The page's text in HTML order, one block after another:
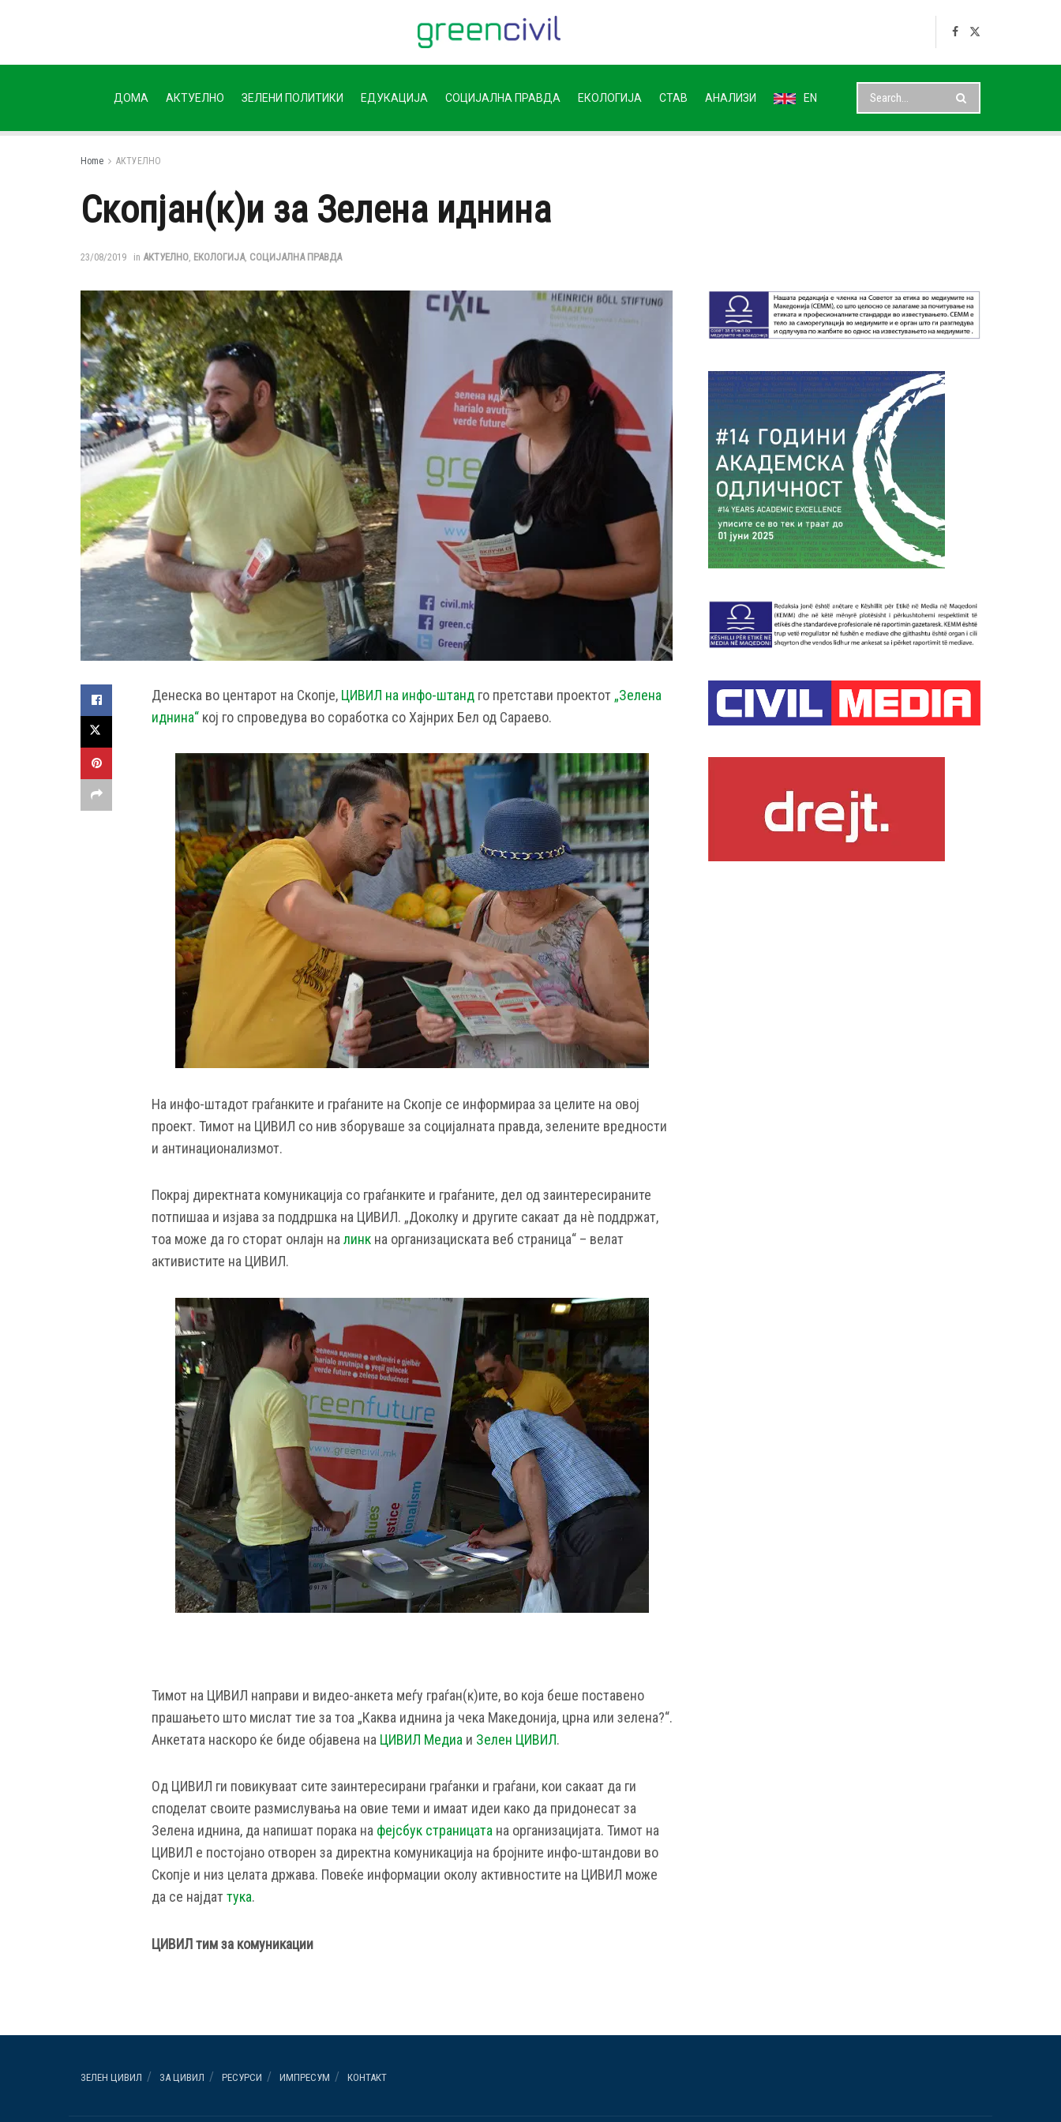
ДОМА АКТУЕЛНО ЗЕЛЕНИ ПОЛИТИКИ ЕДУКАЦИЈА СОЦИЈАЛНА ПРАВДА ЕКОЛОГИЈА СТАВ АНАЛИЗИ EN
Home АКТУЕЛНО
Скопјан(к)и за Зелена иднина
23/08/2019 in АКТУЕЛНО, ЕКОЛОГИЈА, СОЦИЈАЛНА ПРАВДА
Денеска во центарот на Скопје, ЦИВИЛ на инфо-штанд го претстави проектот „Зелена
иднина“ кој го спроведува во соработка со Хајнрих Бел од Сараево.
На инфо-штадот граѓанките и граѓаните на Скопје се информираа за целите на овој
проект. Тимот на ЦИВИЛ со нив зборуваше за социјалната правда, зелените вредности
и антинационализмот.
Покрај директната комуникација со граѓанките и граѓаните, дел од заинтересираните
потпишаа и изјава за поддршка на ЦИВИЛ. „Доколку и другите сакаат да нѐ поддржат,
тоа може да го сторат онлајн налинк на организациската веб страница“ – велат
активистите на ЦИВИЛ.
Тимот на ЦИВИЛ направи и видео-анкета меѓу граѓан(к)ите, во која беше поставено
прашањето што мислат тие за тоа „Каква иднина ја чека Македонија, црна или зелена?“.
Анкетата наскоро ќе биде објавена на ЦИВИЛ Медиа и Зелен ЦИВИЛ.
Од ЦИВИЛ ги повикуваат сите заинтересирани граѓанки и граѓани, кои сакаат да ги
споделат своите размислувања на овие теми и имаат идеи како да придонесат за
Зелена иднина, да напишат порака на фејсбук страницата на организацијата. Тимот на
ЦИВИЛ е постојано отворен за директна комуникација на бројните инфо-штандови во
Скопје и низ целата држава. Повеќе информации околу активностите на ЦИВИЛ може
да се најдаттука.
ЦИВИЛ тим за комуникации
ЗЕЛЕН ЦИВИЛ ЗА ЦИВИЛ РЕСУРСИ ИМПРЕСУМ КОНТАКТ